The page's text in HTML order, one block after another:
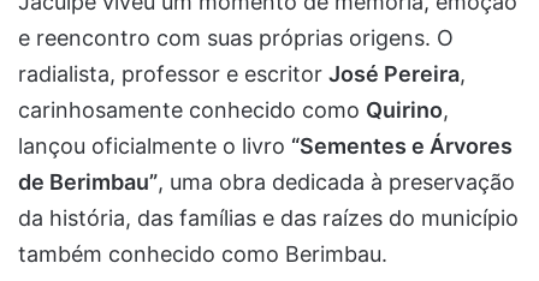
e reencontro com suas próprias origens. O
radialista, professor e escritor José Pereira,
carinhosamente conhecido como Quirino,
lançou oficialmente o livro “Sementes e Árvores
de Berimbau”, uma obra dedicada à preservação
da história, das famílias e das raízes do município
também conhecido como Berimbau.